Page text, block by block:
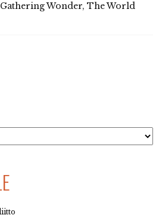
Wonder, The World